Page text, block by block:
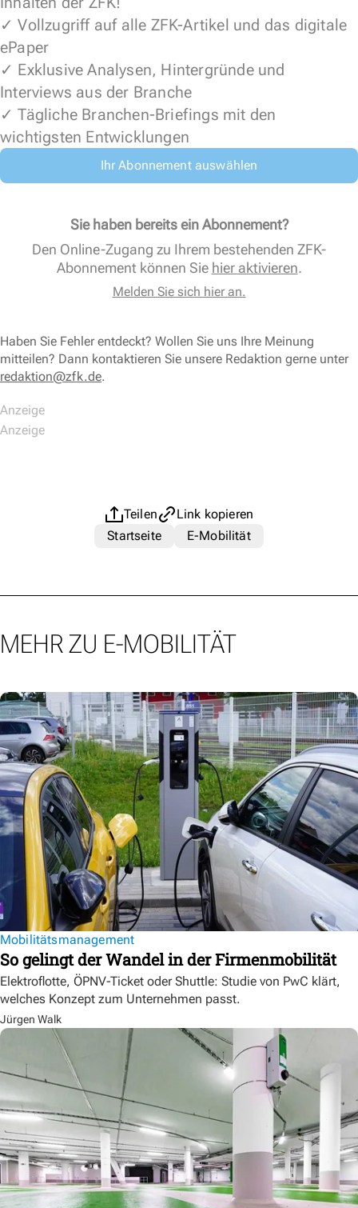
✓ Vollzugriff auf alle ZFK-Artikel und das digitale
ePaper
✓ Exklusive Analysen, Hintergründe und
Interviews aus der Branche
✓ Tägliche Branchen-Briefings mit den
wichtigsten Entwicklungen
Ihr Abonnement auswählen
Sie haben bereits ein Abonnement?
Den Online-Zugang zu Ihrem bestehenden ZFK-
Abonnement können Sie hier aktivieren.
Melden Sie sich hier an.
Haben Sie Fehler entdeckt? Wollen Sie uns Ihre Meinung
mitteilen? Dann kontaktieren Sie unsere Redaktion gerne unter
redaktion@zfk.de.
Teilen
Link kopieren
Startseite
E-Mobilität
MEHR ZU E-MOBILITÄT
Mobilitätsmanagement
So gelingt der Wandel in der Firmenmobilität
Elektroflotte, ÖPNV-Ticket oder Shuttle: Studie von PwC klärt,
welches Konzept zum Unternehmen passt.
Jürgen Walk